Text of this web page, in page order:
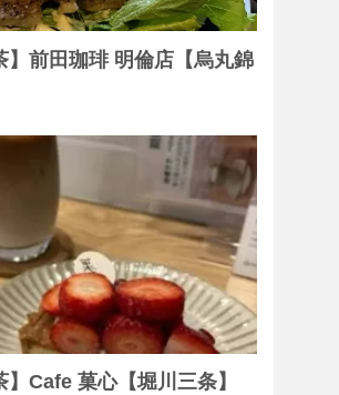
】前田珈琲 明倫店【烏丸錦
】Cafe 菓心【堀川三条】